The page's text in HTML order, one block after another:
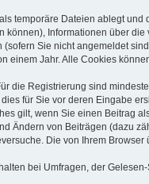
temporäre Dateien ablegt und
Informationen über
Sie nicht angemeldet
einem Jahr. Alle Cookies
die Registrierung sind
für Sie vor deren Eingabe
gilt, wenn Sie einen Beitrag
Ändern von Beiträgen (dazu
Die von Ihrem Browser
bei Umfragen, der